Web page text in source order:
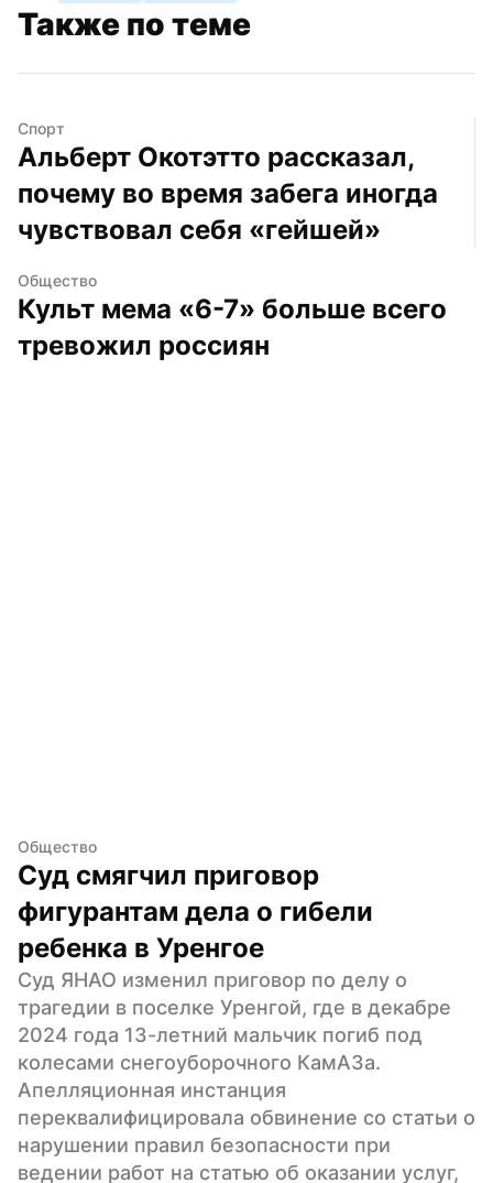
Также по теме
Спорт
Альберт Окотэтто рассказал,
почему во время забега иногда
чувствовал себя «гейшей»
Общество
Культ мема «6-7» больше всего
тревожил россиян
Общество
Суд смягчил приговор
фигурантам дела о гибели
ребенка в Уренгое
Суд ЯНАО изменил приговор по делу о
трагедии в поселке Уренгой, где в декабре
2024 года 13-летний мальчик погиб под
колесами снегоуборочного КамАЗа.
Апелляционная инстанция
переквалифицировала обвинение со статьи о
нарушении правил безопасности при
ведении работ на статью об оказании услуг,